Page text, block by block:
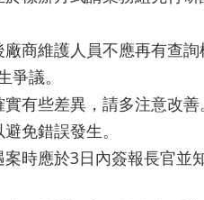
商維護人員不應再有查
議。
有些差異，請多注意改善。
免錯誤發生。
時應於3日內簽報長官並